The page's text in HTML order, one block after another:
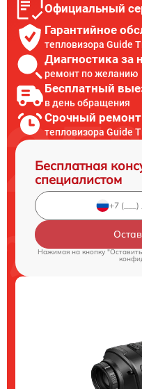
Официальный
Гарантийное
тепловизора Guide
Диагностика за
ремонт по желанию
Бесплатный
в день обращения
Срочный ремонт
тепловизора Guide
Бесплатная
специалистом
Нажимая на кнопку